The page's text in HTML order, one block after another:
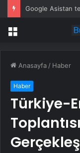
Menü
Anasayfa / Haber
Haber
Türkiye-